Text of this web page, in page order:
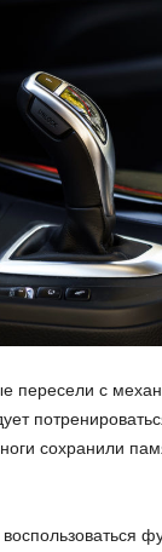
пересели с
сохранили